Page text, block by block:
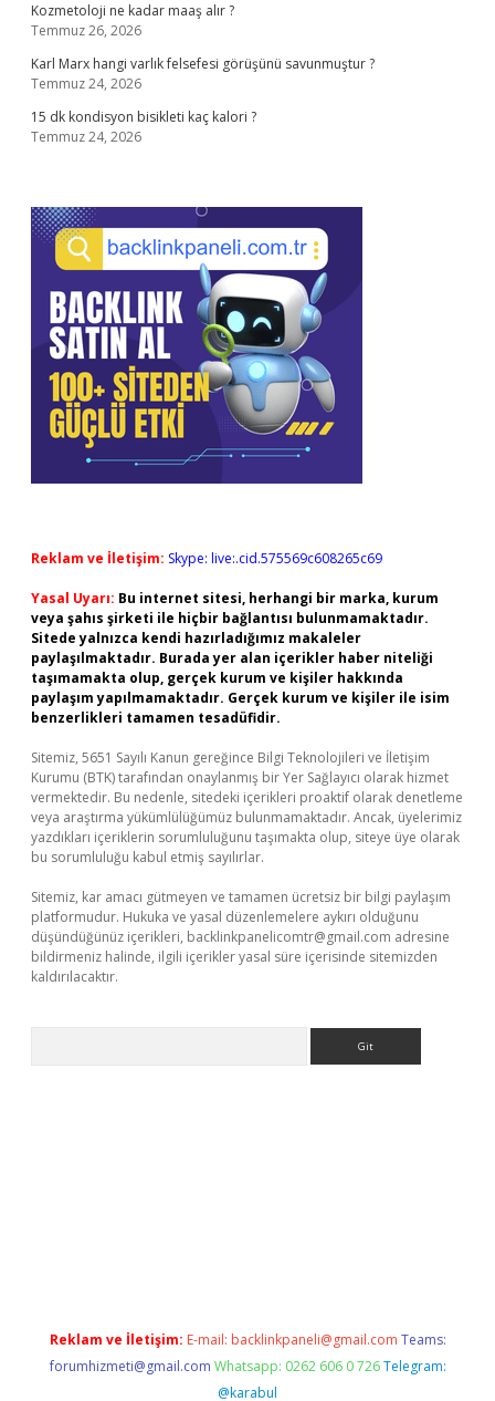
Kozmetoloji ne kadar maaş alır ?
Temmuz 26, 2026
Karl Marx hangi varlık felsefesi görüşünü savunmuştur ?
Temmuz 24, 2026
15 dk kondisyon bisikleti kaç kalori ?
Temmuz 24, 2026
Reklam ve İletişim: Skype: live:.cid.575569c608265c69
Yasal Uyarı: Bu internet sitesi, herhangi bir marka, kurum
veya şahıs şirketi ile hiçbir bağlantısı bulunmamaktadır.
Sitede yalnızca kendi hazırladığımız makaleler
paylaşılmaktadır. Burada yer alan içerikler haber niteliği
taşımamakta olup, gerçek kurum ve kişiler hakkında
paylaşım yapılmamaktadır. Gerçek kurum ve kişiler ile isim
benzerlikleri tamamen tesadüfidir.
Sitemiz, 5651 Sayılı Kanun gereğince Bilgi Teknolojileri ve İletişim
Kurumu (BTK) tarafından onaylanmış bir Yer Sağlayıcı olarak hizmet
vermektedir. Bu nedenle, sitedeki içerikleri proaktif olarak denetleme
veya araştırma yükümlülüğümüz bulunmamaktadır. Ancak, üyelerimiz
yazdıkları içeriklerin sorumluluğunu taşımakta olup, siteye üye olarak
bu sorumluluğu kabul etmiş sayılırlar.
Sitemiz, kar amacı gütmeyen ve tamamen ücretsiz bir bilgi paylaşım
platformudur. Hukuka ve yasal düzenlemelere aykırı olduğunu
düşündüğünüz içerikleri, backlinkpanelicomtr@gmail.com adresine
bildirmeniz halinde, ilgili içerikler yasal süre içerisinde sitemizden
kaldırılacaktır.
Reklam ve İletişim: E-mail: backlinkpaneli@gmail.com Teams:
forumhizmeti@gmail.com Whatsapp: 0262 606 0 726 Telegram:
@karabul